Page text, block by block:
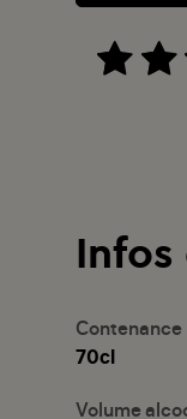
Contenance
70cl
Volume